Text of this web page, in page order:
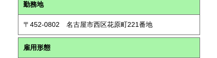
勤務地
〒452-0802 名古屋市西区花原町221番地
雇用形態